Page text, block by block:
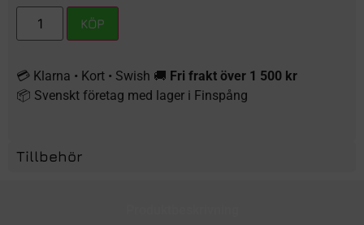
KÖP
💳 Klarna • Kort • Swish 🚚 Fri frakt över 1 500 kr
📦 Svenskt företag med lager i Finspång
Tillbehör